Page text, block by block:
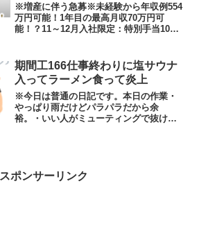
※増産に伴う急募※未経験から年収例554
万円可能！1年目の最高月収70万円可
能！？11～12月入社限定：特別手当100
伴う急募※未経験から年収例554万円可
能！1...
期間工166仕事終わりに塩サウナ
入ってラーメン食って炎上
※今日は普通の日記です。本日の作業・
やっぱり雨だけどパラパラだから余
裕。・いい人がミューティングで抜け
スポンサーリンク